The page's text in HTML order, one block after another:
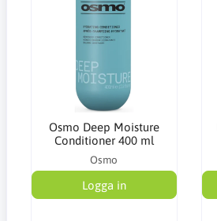
Osmo Deep Moisture
Conditioner 400 ml
Osmo
Logga in